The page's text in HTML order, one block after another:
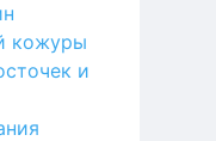
кожуры
и